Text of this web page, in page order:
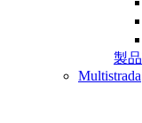
製
Multistrada